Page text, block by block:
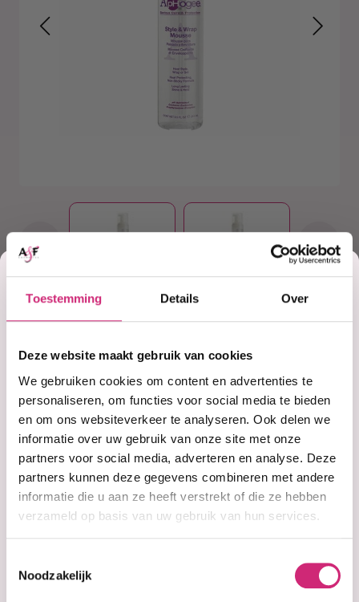
Toestemming Details Over
Deze website maakt gebruik van cookies
We gebruiken cookies om content en advertenties te
personaliseren, om functies voor social media te bieden
en om ons websiteverkeer te analyseren. Ook delen we
informatie over uw gebruik van onze site met onze
partners voor social media, adverteren en analyse. Deze
partners kunnen deze gegevens combineren met andere
informatie die u aan ze heeft verstrekt of die ze hebben
verzameld op basis van uw gebruik van hun services.
Noodzakelijk
€6,95
In winkelwagen
Op voorraad
Voor 15:00 besteld =morgen in huis
30 dagenbedenktijd
Korting
op je
eerste
bestelling